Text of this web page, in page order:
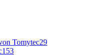
Tomytec29
153